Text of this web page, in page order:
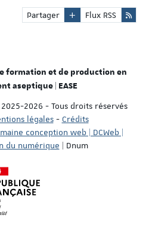
Partager Flux RSS
formation et de production en
aseptique | EASE
2026 - Tous droits réservés
légales- Crédits
conception web | DCWeb |
du numérique | Dnum